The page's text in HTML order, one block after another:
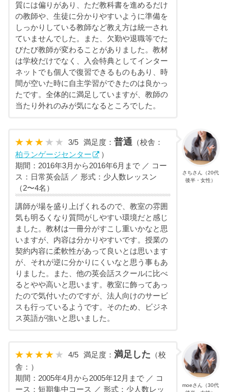
質には偏りがあり、ただ教科書を進めるだけ
の教師や、生徒に分かりやすいように準備を
しっかりしている教師など教え方は統一され
ていませんでした。また、欠勤や退職等でた
びたび教師が変わることがありました。教材
は学校だけでなく、入会特典としてインター
ネットでも個人で復習できるものもあり、時
間が空いた時に自主学習ができたのは良かっ
たです。全体的に満足していますが、教師の
当たり外れのみが気になるところでした。
さちさん（20代
後半・女性）
3/5 満足度：普通 （校舎：
柏ランゲージセンター
）
期間：2016年3月から2016年6月まで ／ コー
ス：日常英会話 ／ 形式：少人数レッスン
（2〜4名）
講師が場を盛り上げくれるので、教室の雰囲
気も明るくなり質問がしやすい環境だと感じ
ました。教材は一冊分がすこし重いかなと思
いますが、内容は分かりやすいです。授業の
契約内容に柔軟性があって良いとは思います
が、それが逆に分かりにくいなと思う事もあ
りました。また、他の英会話スクールに比べ
るとやや高いと思います。教室に飾ってあっ
たので気付いたのですが、法人向けのサービ
スも行っているようです。そのため、ビジネ
ス英語が強いと思いました。
moeさん（30代
4/5 満足度：満足した （校
舎：）
期間：2005年4月から2005年12月まで ／ コ
ース：短期集中コース ／ 形式：少人数レッ